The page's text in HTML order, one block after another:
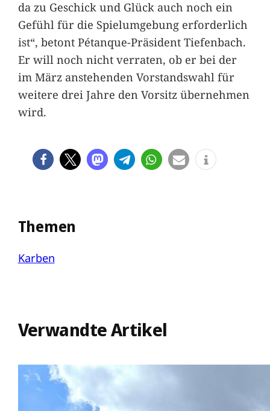
da zu Geschick und Glück auch noch ein
Gefühl für die Spielumgebung erforderlich
ist“, betont Pétanque-Präsident Tiefenbach.
Er will noch nicht verraten, ob er bei der
im März anstehenden Vorstandswahl für
weitere drei Jahre den Vorsitz übernehmen
wird.
Themen
Karben
Verwandte Artikel